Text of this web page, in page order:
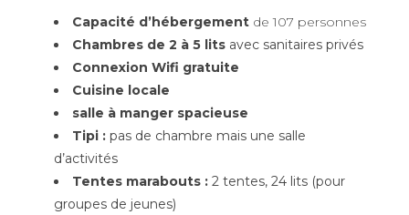
Capacité d’hébergementde 107 personnes
Chambres de 2 à 5 litsavec sanitaires privés
Connexion Wifi gratuite
Cuisine locale
salle à manger spacieuse
Tipi :pas de chambre mais une salle
d’activités
Tentes marabouts :2 tentes, 24 lits (pour
groupes de jeunes)